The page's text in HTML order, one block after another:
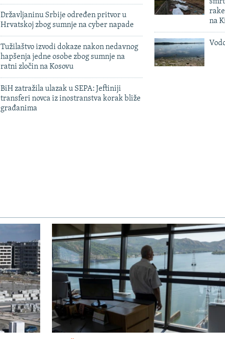
Državljaninu Srbije određen pritvor u
Hrvatskoj zbog sumnje na cyber napade
Tužilaštvo izvodi dokaze nakon nedavnog
hapšenja jedne osobe zbog sumnje na
ratni zločin na Kosovu
BiH zatražila ulazak u SEPA: Jeftiniji
transferi novca iz inostranstva korak bliže
građanima
na